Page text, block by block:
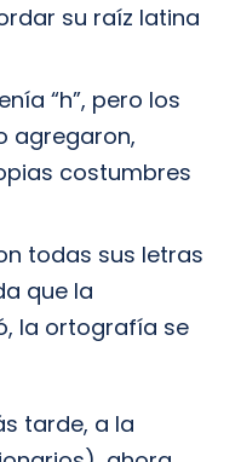
su raíz latina
“h”, pero los
agregaron,
costumbres
todas sus letras
que la
la ortografía se
tarde, a la